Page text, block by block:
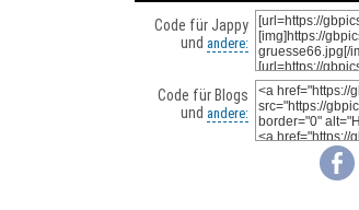
Code für Jappy
und andere:
Code für Blogs
und andere: